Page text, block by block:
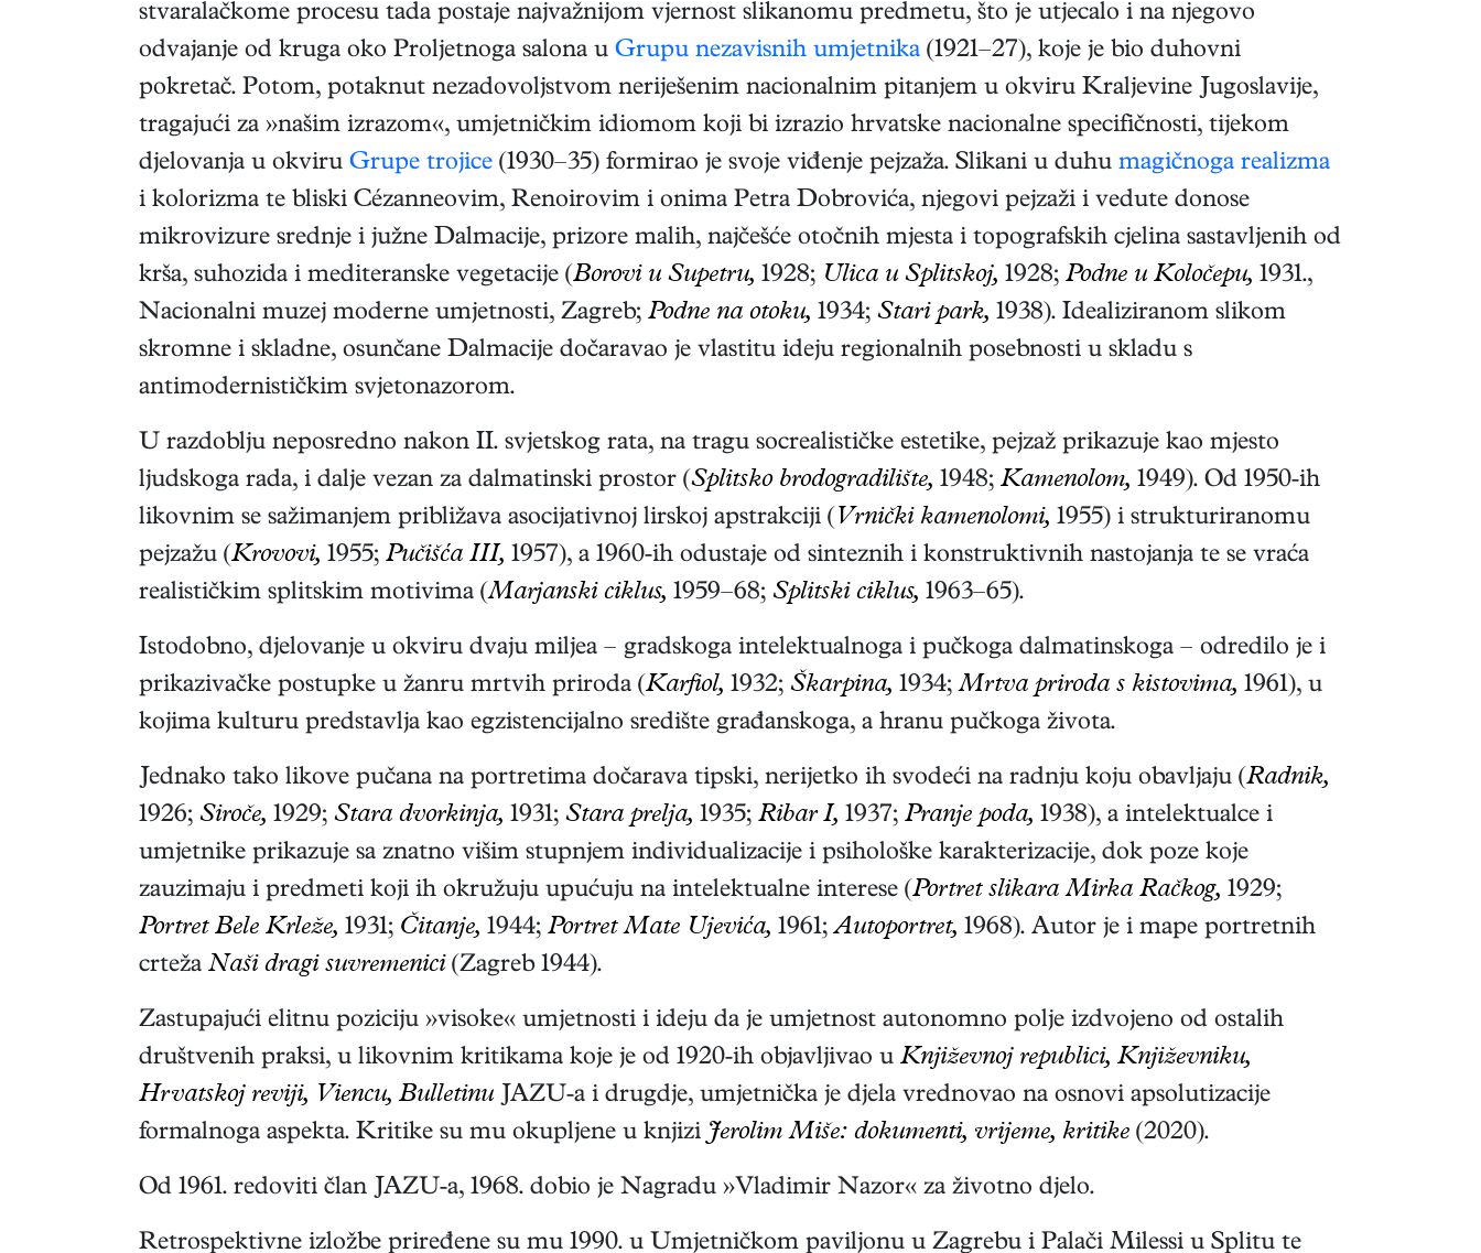
stvaralačkome procesu tada postaje najvažnijom vjernost slikanomu predmetu, što je utjecalo i na njegovo
odvajanje od kruga oko Proljetnoga salona u Grupu nezavisnih umjetnika (1921–27), koje je bio duhovni
pokretač. Potom, potaknut nezadovoljstvom neriješenim nacionalnim pitanjem u okviru Kraljevine Jugoslavije,
tragajući za »našim izrazom«, umjetničkim idiomom koji bi izrazio hrvatske nacionalne specifičnosti, tijekom
djelovanja u okviru Grupe trojice (1930–35) formirao je svoje viđenje pejzaža. Slikani u duhu magičnoga realizma
i kolorizma te bliski Cézanneovim, Renoirovim i onima Petra Dobrovića, njegovi pejzaži i vedute donose
mikrovizure srednje i južne Dalmacije, prizore malih, najčešće otočnih mjesta i topografskih cjelina sastavljenih od
krša, suhozida i mediteranske vegetacije (Borovi u Supetru, 1928; Ulica u Splitskoj, 1928; Podne u Koločepu, 1931.,
Nacionalni muzej moderne umjetnosti, Zagreb; Podne na otoku, 1934; Stari park, 1938). Idealiziranom slikom
skromne i skladne, osunčane Dalmacije dočaravao je vlastitu ideju regionalnih posebnosti u skladu s
antimodernističkim svjetonazorom.
U razdoblju neposredno nakon II. svjetskog rata, na tragu socrealističke estetike, pejzaž prikazuje kao mjesto
ljudskoga rada, i dalje vezan za dalmatinski prostor (Splitsko brodogradilište, 1948; Kamenolom, 1949). Od 1950-ih
likovnim se sažimanjem približava asocijativnoj lirskoj apstrakciji ( Vrnički kamenolomi, 1955) i strukturiranomu
pejzažu (Krovovi, 1955; Pučišća III, 1957), a 1960-ih odustaje od sinteznih i konstruktivnih nastojanja te se vraća
realističkim splitskim motivima (Marjanski ciklus, 1959–68; Splitski ciklus, 1963–65).
Istodobno, djelovanje u okviru dvaju miljea – gradskoga intelektualnoga i pučkoga dalmatinskoga – odredilo je i
prikazivačke postupke u žanru mrtvih priroda (Karfiol, 1932; Škarpina, 1934;Mrtva priroda s kistovima, 1961), u
kojima kulturu predstavlja kao egzistencijalno središte građanskoga, a hranu pučkoga života.
Jednako tako likove pučana na portretima dočarava tipski, nerijetko ih svodeći na radnju koju obavljaju (Radnik,
1926; Siroče, 1929; Stara dvorkinja, 1931; Stara prelja, 1935; Ribar I, 1937; Pranje poda, 1938), a intelektualce i
umjetnike prikazuje sa znatno višim stupnjem individualizacije i psihološke karakterizacije, dok poze koje
zauzimaju i predmeti koji ih okružuju upućuju na intelektualne interese (Portret slikara Mirka Račkog, 1929;
Portret Bele Krleže, 1931; Čitanje, 1944; Portret Mate Ujevića, 1961;Autoportret, 1968). Autor je i mape portretnih
crteža Naši dragi suvremenici (Zagreb 1944).
Zastupajući elitnu poziciju »visoke« umjetnosti i ideju da je umjetnost autonomno polje izdvojeno od ostalih
društvenih praksi, u likovnim kritikama koje je od 1920-ih objavljivao u Književnoj republici, Književniku,
Hrvatskoj reviji, Viencu, Bulletinu JAZU-a i drugdje, umjetnička je djela vrednovao na osnovi apsolutizacije
formalnoga aspekta. Kritike su mu okupljene u knjiziJerolim Miše: dokumenti, vrijeme, kritike (2020).
Od 1961. redoviti član JAZU-a, 1968. dobio je Nagradu »Vladimir Nazor« za životno djelo.
Retrospektivne izložbe priređene su mu 1990. u Umjetničkom paviljonu u Zagrebu i Palači Milessi u Splitu te